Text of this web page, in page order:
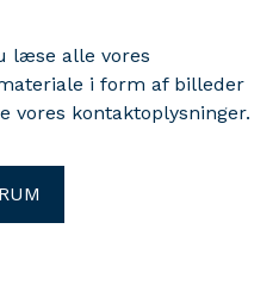
læse alle vores
i form af billeder
vores kontaktoplysninger.